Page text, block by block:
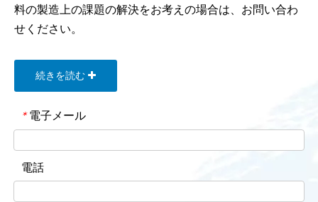
料の製造上の課題の解決をお考えの場合は、お問い合わ
せください。
続きを読む
* 電子メール
電話